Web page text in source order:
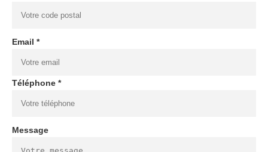
Email *
Téléphone *
Message